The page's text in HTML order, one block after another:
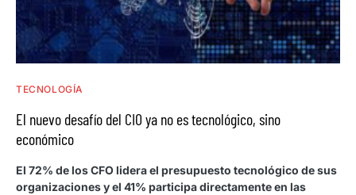
TECNOLOGÍA
El nuevo desafío del CIO ya no es tecnológico, sino
económico
El 72% de los CFO lidera el presupuesto tecnológico de sus
organizaciones y el 41% participa directamente en las